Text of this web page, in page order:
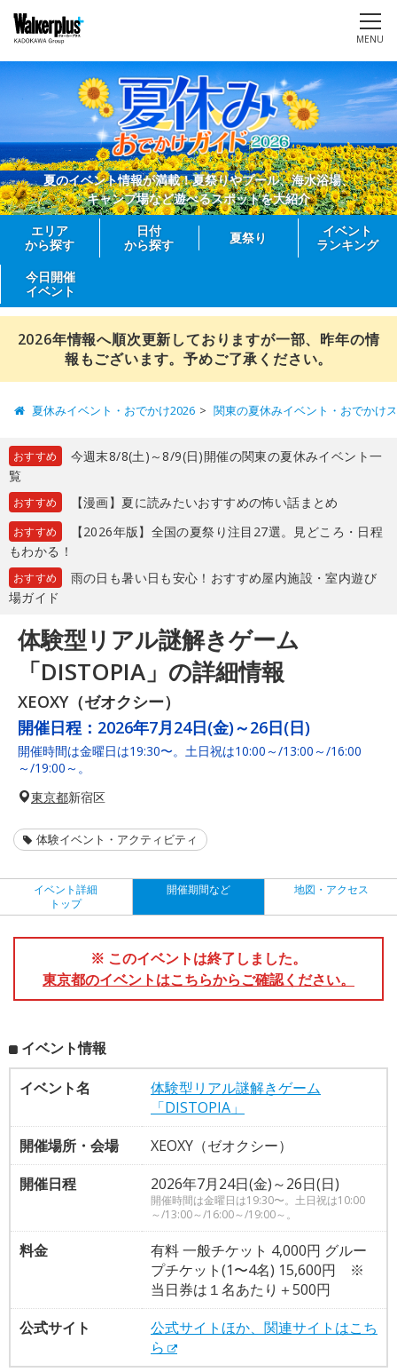
MENU
夏のイベント情報が満載！夏祭りやプール、海水浴場、
キャンプ場など遊べるスポットを大紹介
エリア
から探す
日付
から探す
夏祭り
イベント
ランキング
今日開催
イベント
2026年情報へ順次更新しておりますが一部、昨年の情
報もございます。予めご了承ください。
夏休みイベント・おでかけ2026 関東の夏休みイベント・おでかけ
おすすめ
今週末8/8(土)～8/9(日)開催の関東の夏休みイベント一
覧
おすすめ 【漫画】夏に読みたいおすすめの怖い話まとめ
おすすめ
【2026年版】全国の夏祭り注目27選。見どころ・日程
もわかる！
おすすめ
雨の日も暑い日も安心！おすすめ屋内施設・室内遊び
場ガイド
体験型リアル謎解きゲーム
「DISTOPIA」の詳細情報
XEOXY（ゼオクシー）
開催日程： 2026年7月24日(金)～26日(日)
開催時間は金曜日は19:30〜。土日祝は10:00～/13:00～/16:00
～/19:00～。
東京都新宿区
体験イベント・アクティビティ
イベント詳細
トップ
開催期間など 地図・アクセス
※ このイベントは終了しました。
東京都のイベントはこちらからご確認ください。
イベント情報
イベント名
体験型リアル謎解きゲーム
「DISTOPIA」
開催場所・会場
XEOXY（ゼオクシー）
開催日程
2026年7月24日(金)～26日(日)
開催時間は金曜日は19:30〜。土日祝は10:00
～/13:00～/16:00～/19:00～。
料金
有料 一般チケット 4,000円 グルー
プチケット(1〜4名) 15,600円 ※
当日券は１名あたり＋500円
公式サイト
公式サイトほか、関連サイトはこち
ら